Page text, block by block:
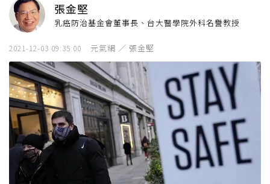
張金堅
乳癌防治基金會董事長、台大醫學院外科名譽教授
2021-12-03 09:35:00 元氣網 ／ 張金堅